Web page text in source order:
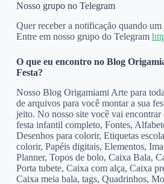
Nosso grupo no Telegram
Quer receber a notificação quando
Entre em nosso grupo do Telegram
O que eu encontro no Blog
Festa?
Nosso Blog Origamiami Arte para
de arquivos para você montar a sua
jeito. No nosso site você vai encontrar
festa infantil completo, Fontes,
Desenhos para colorir, Etiquetas
colorir, Papéis digitais, Elementos,
Planner, Topos de bolo, Caixa Bala,
Porta tubete, Caixa com alça, Caixa
Caixa meia bala, tags, Quadrinhos,